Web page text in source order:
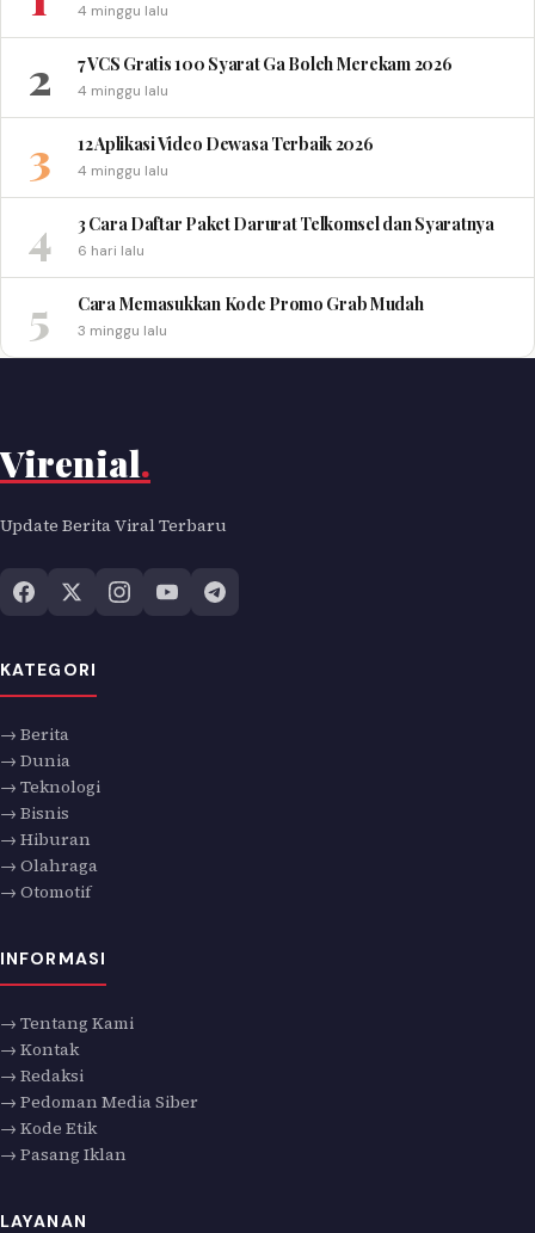
4 minggu lalu
2 7 VCS Gratis 100 Syarat Ga Boleh Merekam 2026
4 minggu lalu
3 12 Aplikasi Video Dewasa Terbaik 2026
4 minggu lalu
4 3 Cara Daftar Paket Darurat Telkomsel dan Syaratnya
6 hari lalu
5 Cara Memasukkan Kode Promo Grab Mudah
3 minggu lalu
Virenial.
Update Berita Viral Terbaru
KATEGORI
→ Berita
→ Dunia
→ Teknologi
→ Bisnis
→ Hiburan
→ Olahraga
→ Otomotif
INFORMASI
→ Tentang Kami
→ Kontak
→ Redaksi
→ Pedoman Media Siber
→ Kode Etik
→ Pasang Iklan
LAYANAN